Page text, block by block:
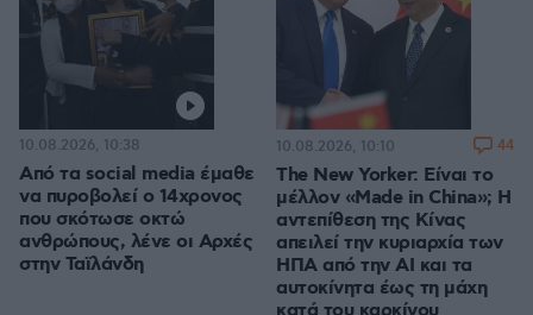
Από τα social media έμαθε
να πυροβολεί ο 14χρονος
που σκότωσε οκτώ
ανθρώπους, λένε οι Αρχές
στην Ταϊλάνδη
10.08.2026, 10:38
The New Yorker: Είναι το
μέλλον «Made in China»; Η
αντεπίθεση της Κίνας
απειλεί την κυριαρχία των
ΗΠΑ από την ΑΙ και τα
αυτοκίνητα έως τη μάχη
10.08.2026, 10:10 44